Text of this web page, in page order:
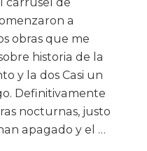
a
obras que me
historia de la
y la dos Casi un
Definitivamente
nocturnas, justo
apagado y el …